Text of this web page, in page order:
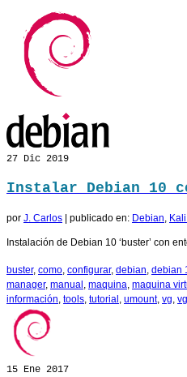
27 Dic 2019
Instalar Debian 10
por J. Carlos publicado en: Debian,
Instalación de Debian 10 ‘buster’ con
buster, como, configurar, debian, debian
manager, manual , maquina, maquina
información, tools, tutorial , umount, vg,
15 Ene 2017